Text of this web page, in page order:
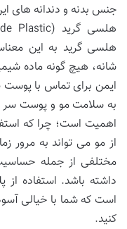
جنس بدنه و دندانه های
هلسی گرید به این
شانه، هیچ گونه ماده
ایمن برای تماس با پوست
به سلامت مو و پوست سر
اهمیت است؛ چرا که
از مو می تواند به مرور
مختلفی از جمله
داشته باشد. استفاده
است که شما با خیالی
کنید.